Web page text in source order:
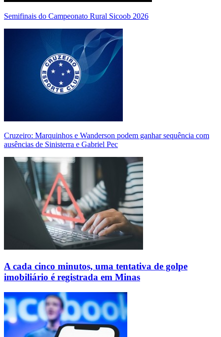
Semifinais do Campeonato Rural Sicoob 2026
Cruzeiro: Marquinhos e Wanderson podem ganhar sequência com
ausências de Sinisterra e Gabriel Pec
A cada cinco minutos, uma tentativa de golpe
imobiliário é registrada em Minas